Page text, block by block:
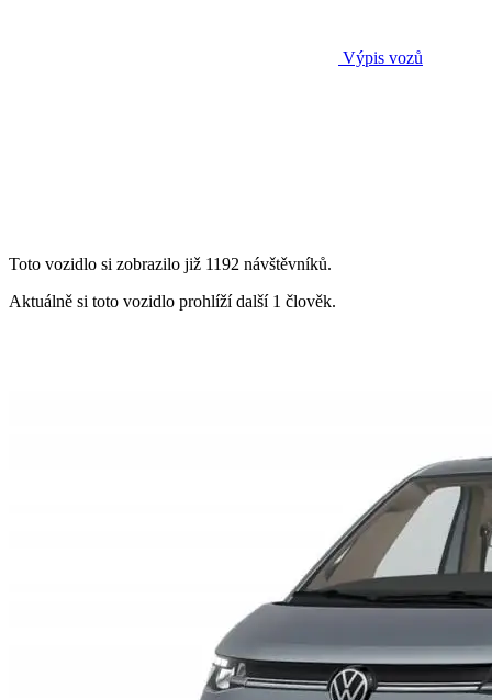
Výpis vozů
Toto vozidlo si zobrazilo již 1192 návštěvníků.
Aktuálně si toto vozidlo prohlíží další 1 člověk.